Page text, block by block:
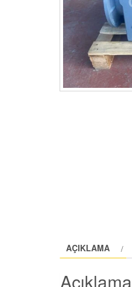
AÇIKLAMA
Açıklama